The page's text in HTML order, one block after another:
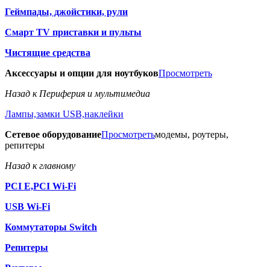
Геймпады, джойстики, рули
Смарт TV приставки и пульты
Чистящие средства
Аксессуары и опции для ноутбуковПросмотреть
Назад к Периферия и мультимедиа
Лампы,замки USB,наклейки
Сетевое оборудованиеПросмотретьмодемы, роутеры,
репитеры
Назад к главному
PCI E,PCI Wi-Fi
USB Wi-Fi
Коммутаторы Switch
Репитеры